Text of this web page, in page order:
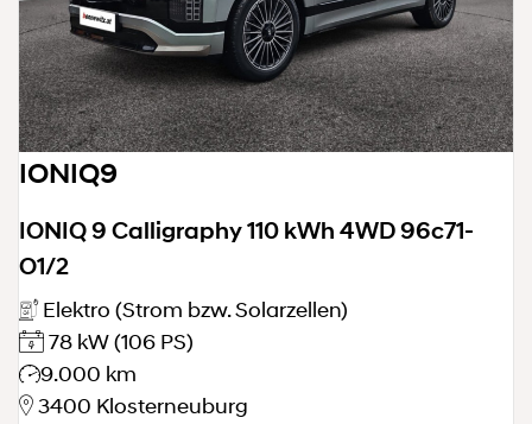
IONIQ9
IONIQ 9 Calligraphy 110 kWh 4WD 96c71-
O1/2
Elektro (Strom bzw. Solarzellen)
78 kW(106 PS)
9.000 km
3400 Klosterneuburg